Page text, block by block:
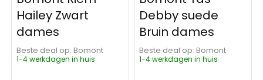
Hailey Zwart
dames
Beste deal op:
Bomont
1-4 werkdagen in huis
Debby suede
Bruin dames
Beste deal op:
Bomont
1-4 werkdagen in huis